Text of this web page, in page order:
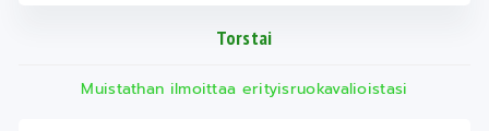
Torstai
Muistathan ilmoittaa erityisruokavalioistasi